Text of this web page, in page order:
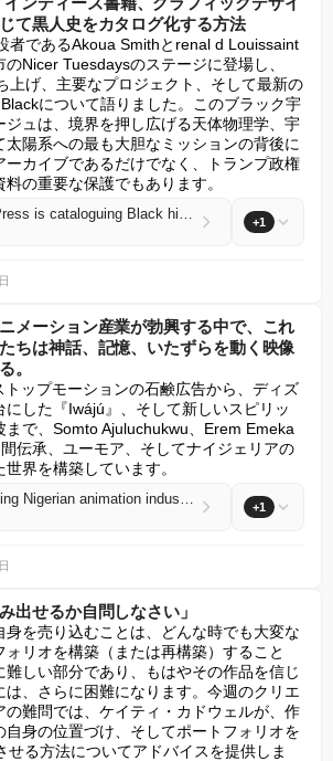
て黒人史をカタログ化する方法
者であるAkoua Smithとrenal d Louissaint
Nicer Tuesdaysのステージに登場し、
上げ、主要なプロジェクト、そして最新の
について語りました。このブラック宇
ジュは、境界を押し広げる天体物理学、宇
太陽系への最も大胆なミッションの背後に
ーカイブであるだけでなく、トランプ政権
の重要な保護でもあります。
How Parallel Press is cataloguing Black history through indie books, graphic design and space travel +1
メーション産業が勃興する中で、これ
ちは神話、記憶、いたずらを動く映像
。
トップモーションの石鹸広告から、ディズ
にした『Iwájú』、そして新しいスピリッ
まで、Somto Ajuluchukwu、Erem Emeka
伝承、ユーモア、そしてナイジェリアの
界を構築しています。
In the burgeoning Nigerian animation industry, these creatives are turning myth, memory and mischief into moving image +1
出せるか自問しなさい」
身を売り込むことは、どんな時でも大変な
リオを構築（または再構築）すること
難しい部分であり、もはやその作品を信じ
は、さらに困難になります。今週のクリエ
の難問では、ケイティ・カドウェルが、作
自身の位置づけ、そしてポートフォリオを
せる方法についてアドバイスを提供しま